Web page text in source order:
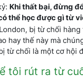
Khi thất bại, đừng
thể học được gì từ
bị từ chối
hay thế này mà
từ chối là một cơ
tôi rút ra từ